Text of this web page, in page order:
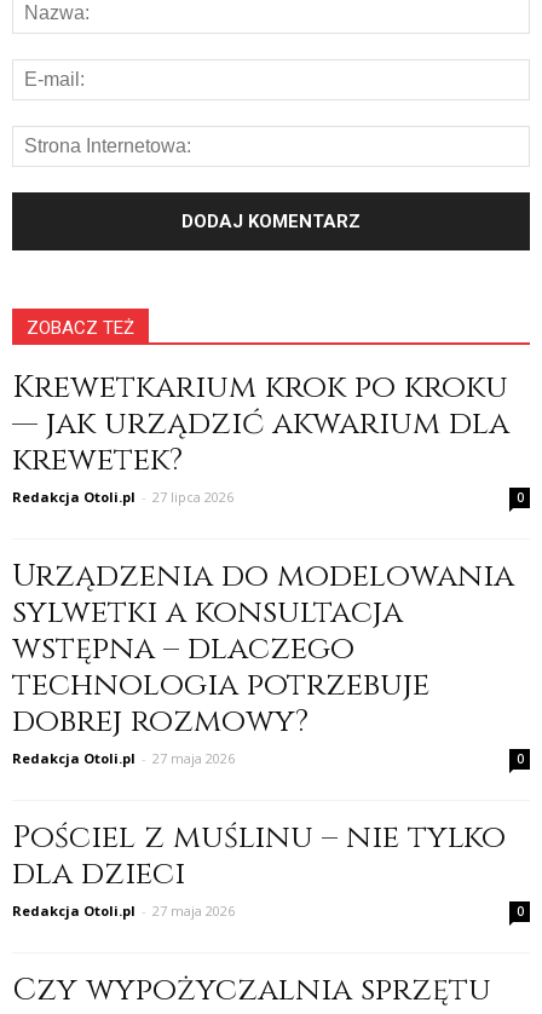
ZOBACZ TEŻ
Krewetkarium krok po kroku
— jak urządzić akwarium dla
krewetek?
Redakcja Otoli.pl - 27 lipca 2026 0
Urządzenia do modelowania
sylwetki a konsultacja
wstępna – dlaczego
technologia potrzebuje
dobrej rozmowy?
Redakcja Otoli.pl - 27 maja 2026 0
Pościel z muślinu – nie tylko
dla dzieci
Redakcja Otoli.pl - 27 maja 2026 0
Czy wypożyczalnia sprzętu